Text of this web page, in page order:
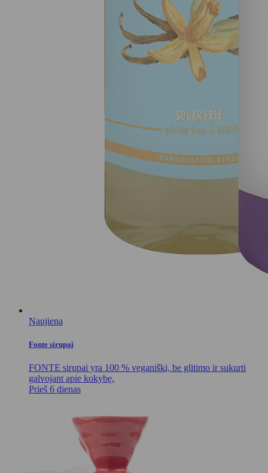
Naujiena
Fonte sirupai
FONTE sirupai yra 100 % veganiški, be glitimo ir sukurti
galvojant apie kokybę.
Prieš 6 dienas